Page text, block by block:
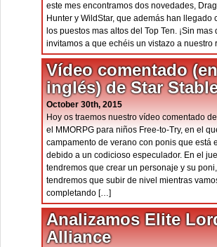
este mes encontramos dos novedades,
Hunter y WildStar, que además han llegado
los puestos mas altos del Top Ten. ¡Sin mas
invitamos a que echéis un vistazo a
Vídeo comentado (en
inglés) de Star
October 30th, 2015
Hoy os traemos nuestro vídeo comentado
el MMORPG para niños Free-to-Try, en el
campamento de verano con ponis que está
debido a un codicioso especulador. En el
tendremos que crear un personaje y su
tendremos que subir de nivel mientras
completando […]
Analizamos Elite
Alliance